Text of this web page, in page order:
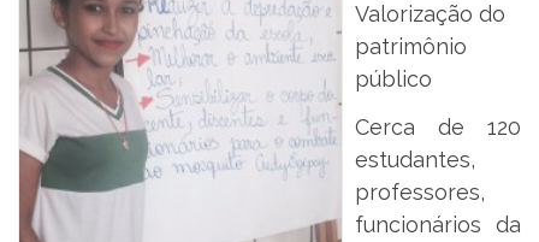
Valorização do
patrimônio
público
Cerca de 120
estudantes,
professores,
funcionários da